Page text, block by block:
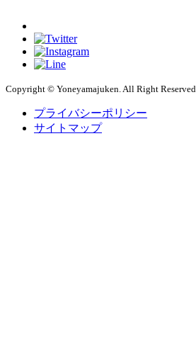
Copyright © Yoneyamajuken. All Right Reserved.
プライバシーポリシー
サイトマップ